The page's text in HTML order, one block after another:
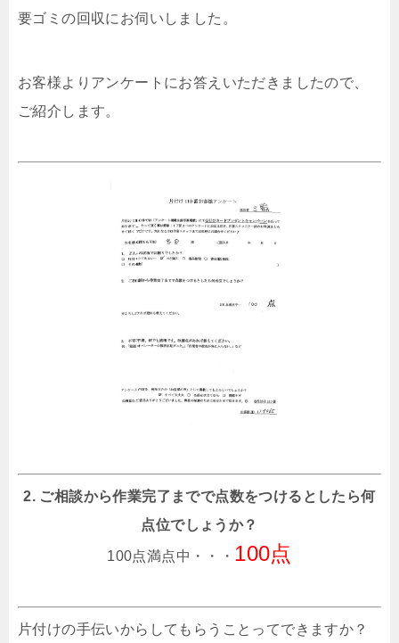
要ゴミの回収にお伺いしました。
お客様よりアンケートにお答えいただきましたので、
ご紹介します。
2. ご相談から作業完了までで点数をつけるとしたら何
点位でしょうか？
100点満点中・・・ 100点
片付けの手伝いからしてもらうことってできますか？